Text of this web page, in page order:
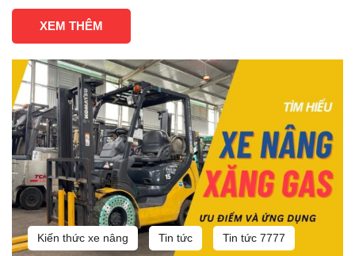
XEM THÊM
Kiến thức xe nâng Tin tức Tin tức 7777